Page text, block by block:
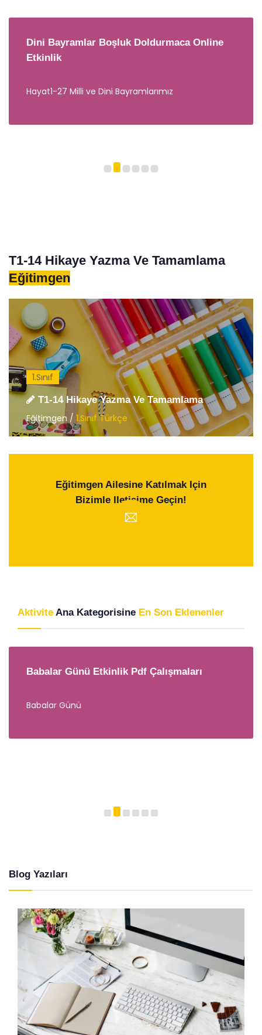
Dini Bayramlar Boşluk Doldurmaca Online
Etkinlik
Hayat1-27 Milli ve Dini Bayramlarımız
T1-14 Hikaye Yazma Ve Tamamlama
Eğitimgen
1.Sınıf
T1-14 Hikaye Yazma Ve Tamamlama
Eğitimgen / 1.Sınıf Türkçe
Eğitimgen Ailesine Katılmak Için
Bizimle Iletişime Geçin!
Aktivite Ana Kategorisine En Son Eklenenler
Babalar Günü Etkinlik Pdf Çalışmaları
Babalar Günü
Blog Yazıları